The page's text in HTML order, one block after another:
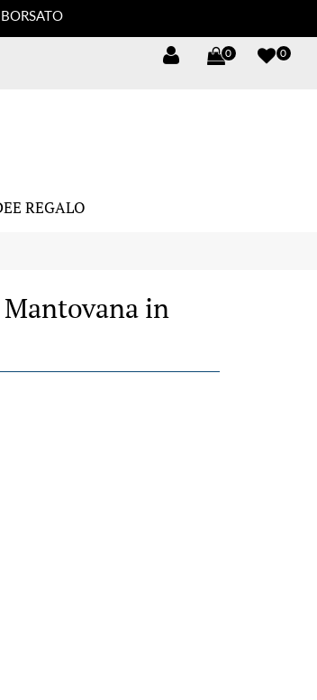
0 0
REGALO
Mantovana in